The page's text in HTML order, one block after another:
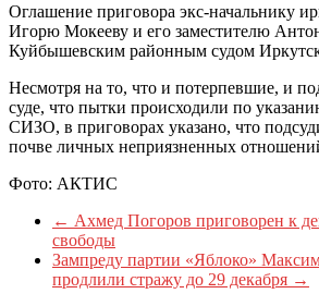
Оглашение приговора экс-начальнику
Игорю Мокееву и его заместителю
Куйбышевским районным судом
Несмотря на то, что и потерпевшие, и
суде, что пытки происходили по
СИЗО, в приговорах указано, что
почве личных неприязненных
Фото: АКТИС
← Ахмед Погоров приговорен к
свободы
Зампреду партии «Яблоко»
продлили стражу до 29 декабря →